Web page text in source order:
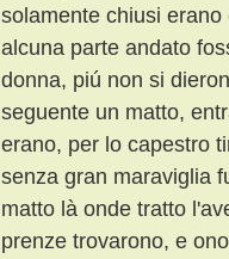
solamente chiusi
alcuna parte andato
donna, piú non si
seguente un matto,
erano, per lo capestro
senza gran maraviglia
matto là onde tratto
prenze trovarono, e